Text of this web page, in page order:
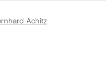
Achitz